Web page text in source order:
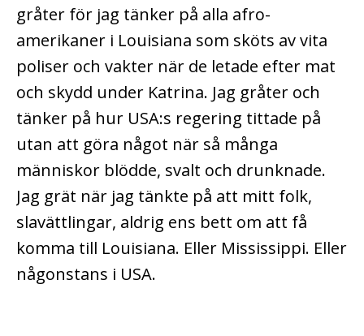
gråter för jag tänker på alla afro-
amerikaner i Louisiana som sköts av vita
poliser och vakter när de letade efter mat
och skydd under Katrina. Jag gråter och
tänker på hur USA:s regering tittade på
utan att göra något när så många
människor blödde, svalt och drunknade.
Jag grät när jag tänkte på att mitt folk,
slavättlingar, aldrig ens bett om att få
komma till Louisiana. Eller Mississippi. Eller
någonstans i USA.